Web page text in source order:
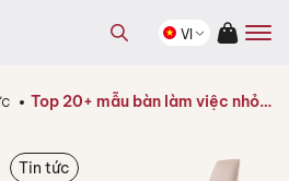
phẩm
Tìm
kiếmVI
Top 20+ mẫu bàn làm việc nhỏ gọn tiện lợi, tối ưu hóa không gian
Tin tức